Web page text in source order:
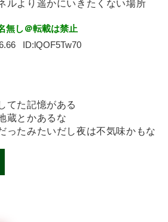
ルより遥かにいきたくない場所
無し＠転載は禁止
lQOF5Tw70
てた記憶がある
蔵とかあるな
ったみたいだし夜は不気味かもな